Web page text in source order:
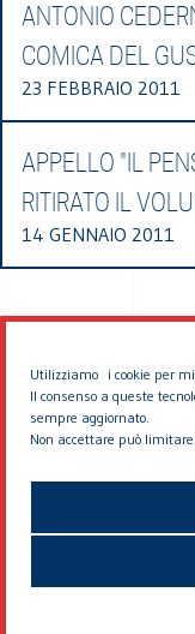
Utilizziamo i cookie per
Il consenso a queste
sempre aggiornato.
Non accettare può
ANTONIO
COMICA DEL
23 FEBBRAIO 2011
APPELLO "IL
RITIRATO IL
14 GENNAIO 2011